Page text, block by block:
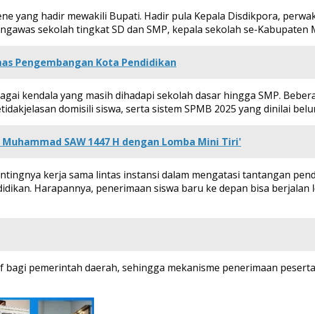
yang hadir mewakili Bupati. Hadir pula Kepala Disdikpora,
sekolah tingkat SD dan SMP, kepala sekolah se-
Pengembangan Kota Pendidikan
kendala yang masih dihadapi sekolah dasar hingga SMP.
domisili siswa, serta sistem SPMB 2025 yang dinilai
SAW 1447 H dengan Lomba Mini Tiri'
kerja sama lintas instansi dalam mengatasi tantangan
Harapannya, penerimaan siswa baru ke depan bisa
pemerintah daerah, sehingga mekanisme penerimaan